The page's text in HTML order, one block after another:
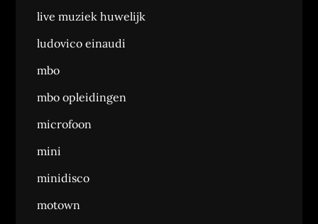
live muziek huwelijk
ludovico einaudi
mbo
mbo opleidingen
microfoon
mini
minidisco
motown